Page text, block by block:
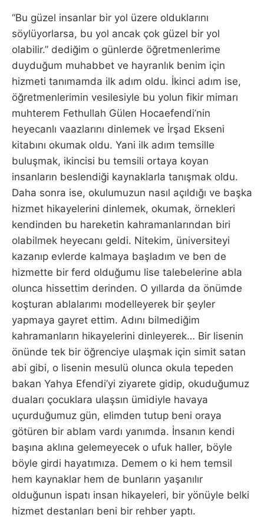
“Bu güzel insanlar bir yol üzere olduklarını
söylüyorlarsa, bu yol ancak çok güzel bir yol
olabilir.” dediğim o günlerde öğretmenlerime
duyduğum muhabbet ve hayranlık benim için
hizmeti tanımamda ilk adım oldu. İkinci adım ise,
öğretmenlerimin vesilesiyle bu yolun fikir mimarı
muhterem Fethullah Gülen Hocaefendi’nin
heyecanlı vaazlarını dinlemek ve İrşad Ekseni
kitabını okumak oldu. Yani ilk adım temsille
buluşmak, ikincisi bu temsili ortaya koyan
insanların beslendiği kaynaklarla tanışmak oldu.
Daha sonra ise, okulumuzun nasıl açıldığı ve başka
hizmet hikayelerini dinlemek, okumak, örnekleri
kendinden bu hareketin kahramanlarından biri
olabilmek heyecanı geldi. Nitekim, üniversiteyi
kazanıp evlerde kalmaya başladım ve ben de
hizmette bir ferd olduğumu lise talebelerine abla
olunca hissettim derinden. O yıllarda da önümde
koşturan ablalarımı modelleyerek bir şeyler
yapmaya gayret ettim. Adını bilmediğim
kahramanların hikayelerini dinleyerek… Bir lisenin
önünde tek bir öğrenciye ulaşmak için simit satan
abi gibi, o lisenin mesulü olunca okula tepeden
bakan Yahya Efendi’yi ziyarete gidip, okuduğumuz
duaları çocuklara ulaşsın ümidiyle havaya
uçurduğumuz gün, elimden tutup beni oraya
götüren bir ablam vardı yanımda. İnsanın kendi
başına aklına gelemeyecek o ufuk haller, böyle
böyle girdi hayatımıza. Demem o ki hem temsil
hem kaynaklar hem de bunların yaşanılır
olduğunun ispatı insan hikayeleri, bir yönüyle belki
hizmet destanları beni bir rehber yaptı.